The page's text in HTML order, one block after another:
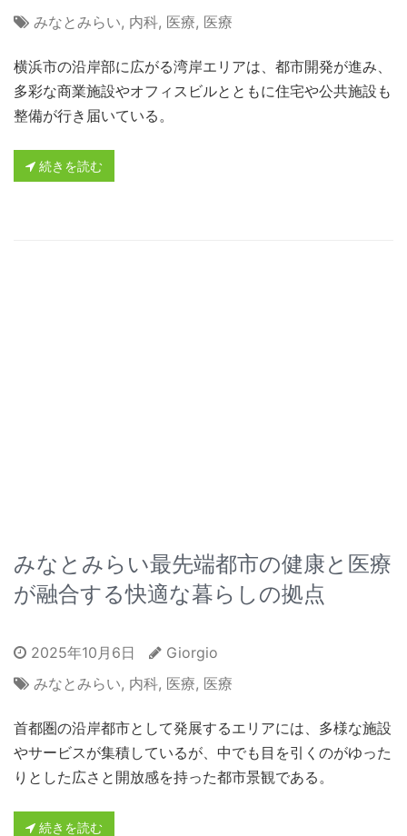
みなとみらい, 内科, 医療, 医療
横浜市の沿岸部に広がる湾岸エリアは、都市開発が進み、
多彩な商業施設やオフィスビルとともに住宅や公共施設も
整備が行き届いている。
続きを読む
みなとみらい最先端都市の健康と医療
が融合する快適な暮らしの拠点
2025年10月6日
Giorgio
みなとみらい, 内科, 医療, 医療
首都圏の沿岸都市として発展するエリアには、多様な施設
やサービスが集積しているが、中でも目を引くのがゆった
りとした広さと開放感を持った都市景観である。
続きを読む